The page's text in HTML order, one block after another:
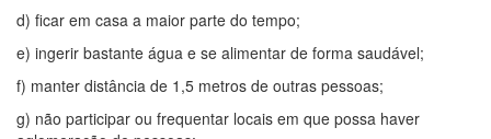
d) ficar em casa a maior parte do tempo;
e) ingerir bastante água e se alimentar de forma saudável;
f) manter distância de 1,5 metros de outras pessoas;
g) não participar ou frequentar locais em que possa haver